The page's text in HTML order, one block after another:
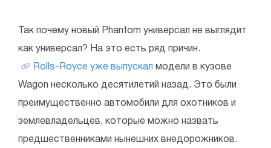
Так почему новый Phantom универсал не выглядит
как универсал? На это есть ряд причин.
Rolls-Royce уже выпускал модели в кузове
Wagon несколько десятилетий назад. Это были
преимущественно автомобили для охотников и
землевладельцев, которые можно назвать
предшественниками нынешних внедорожников.